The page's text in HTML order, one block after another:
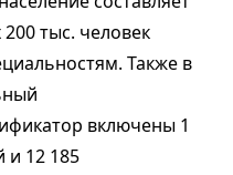
тыс. человек
Также в
включены 1
и 12 185